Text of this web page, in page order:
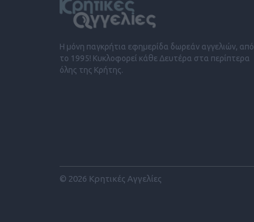
Η μόνη παγκρήτια εφημερίδα δωρεάν αγγελιών, από
το 1995! Κυκλοφορεί κάθε Δευτέρα στα περίπτερα
όλης της Κρήτης.
© 2026 Κρητικές Αγγελίες